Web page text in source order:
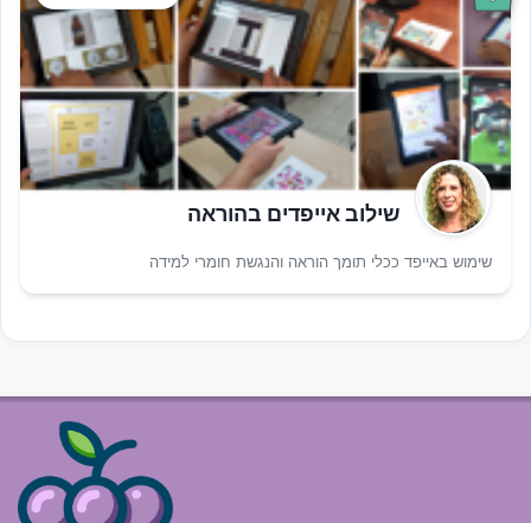
שילוב אייפדים בהוראה
שימוש באייפד ככלי תומך הוראה והנגשת חומרי למידה